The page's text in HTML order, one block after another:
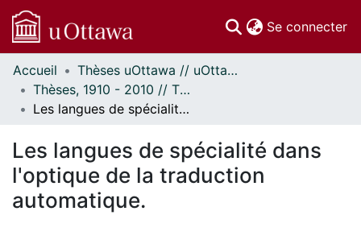
Se connecter
Communautés
et collections
Parcourir
À propos
Accueil
Thèses uOttawa // uOttawa Theses
Thèses, 1910 - 2010 // Theses, 1910 - 2010
Les langues de spécialité dans l'optique de la traduction automatique.
Les langues de spécialité dans
l'optique de la traduction
automatique.